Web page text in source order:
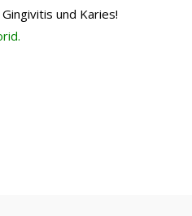
und Karies!